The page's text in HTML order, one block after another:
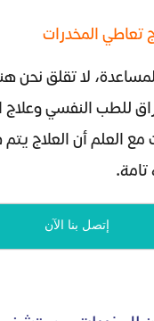
المخدرات
لا تقلق نحن
للطب النفسي وعلاج
العلم أن العلاج
إتصل بنا الآن